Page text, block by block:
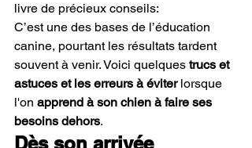
livre de précieux conseils:
C’est une des bases de l’éducation
canine, pourtant les résultats tardent
souvent à venir. Voici quelques trucs et
astuces et les erreurs à éviter lorsque
l'on apprend à son chien à faire ses
besoins dehors.
Dès son arrivée